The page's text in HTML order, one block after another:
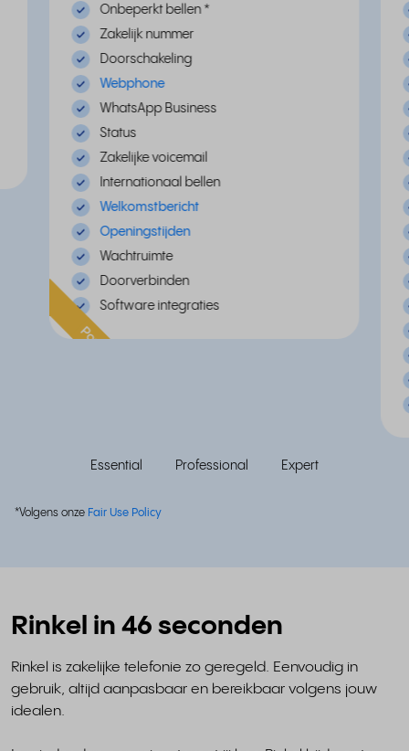
Onbeperkt bellen *
Zakelijk nummer
Doorschakeling
Webphone
WhatsApp Business
Status
Zakelijke voicemail
Internationaal bellen
Welkomstbericht
Openingstijden
Wachtruimte
Doorverbinden
Software integraties
Populair
Essential Professional Expert
*Volgens onze Fair Use Policy
Rinkel in 46 seconden
Rinkel is zakelijke telefonie zo geregeld. Eenvoudig in
gebruik, altijd aanpasbaar en bereikbaar volgens jouw
idealen.